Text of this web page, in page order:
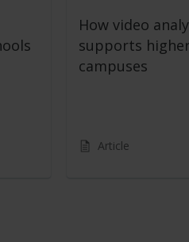
How video
supports
campuses
Article